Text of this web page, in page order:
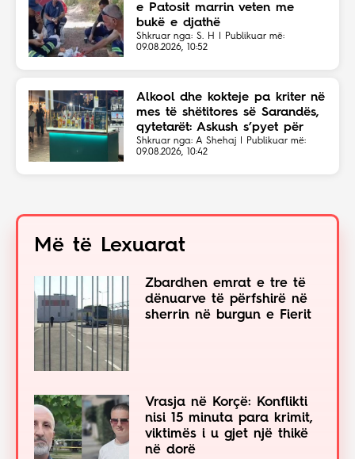
e Patosit marrin veten me
bukë e djathë
Shkruar nga: S. H | Publikuar më:
09.08.2026, 10:52
Alkool dhe kokteje pa kriter në
mes të shëtitores së Sarandës,
qytetarët: Askush s’pyet për
moshën
Shkruar nga: A Shehaj | Publikuar më:
09.08.2026, 10:42
Më të Lexuarat
Zbardhen emrat e tre të
dënuarve të përfshirë në
sherrin në burgun e Fierit
Vrasja në Korçë: Konflikti
nisi 15 minuta para krimit,
viktimës i u gjet një thikë
në dorë